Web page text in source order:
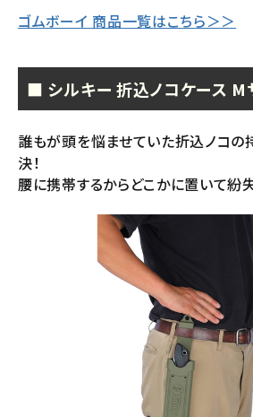
ゴムボーイ 商品一覧はこちら＞＞
■ シルキー 折込ノコケース M
誰もが頭を悩ませていた折込ノコの
決！
腰に携帯するからどこかに置いて紛